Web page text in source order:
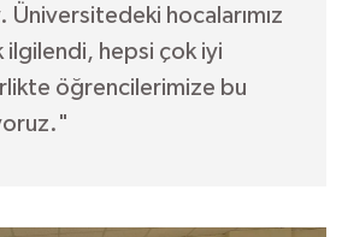
Üniversitedeki hocalarımız
ilgilendi, hepsi çok iyi
öğrencilerimize bu